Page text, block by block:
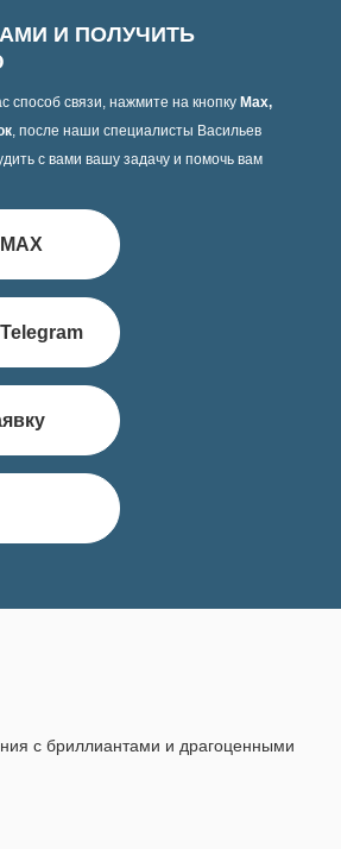
И ПОЛУЧИТЬ
способ связи, нажмите на кнопку Max,
, после наши специалисты Васильев
с вами вашу задачу и помочь вам
с бриллиантами и драгоценными